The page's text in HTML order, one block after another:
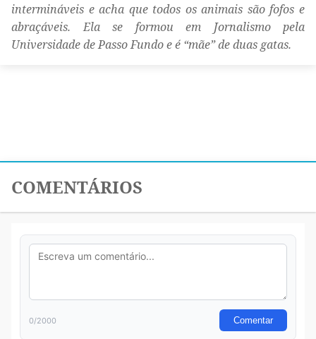
intermináveis e acha que todos os animais são fofos e
abraçáveis. Ela se formou em Jornalismo pela
Universidade de Passo Fundo e é “mãe” de duas gatas.
COMENTÁRIOS